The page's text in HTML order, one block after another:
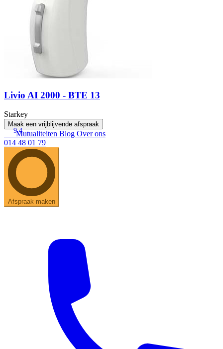
Livio AI 2000 - BTE 13
Starkey
Maak een vrijblijvende afspraak
9.4
Mutualiteiten Blog Over ons
014 48 01 79
Afspraak maken